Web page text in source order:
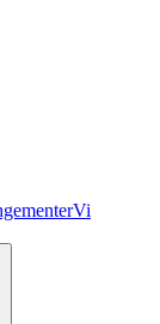
Vi